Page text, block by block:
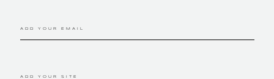
ADD YOUR EMAIL
ADD YOUR SITE